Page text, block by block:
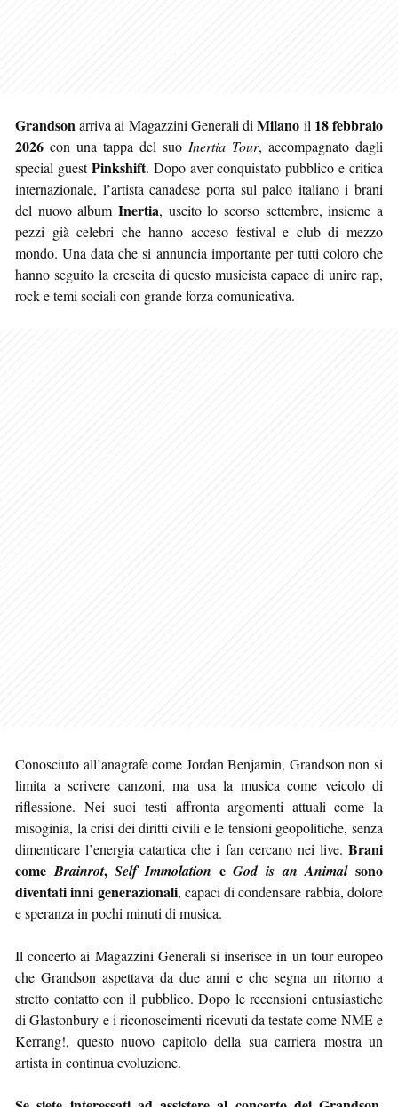
Grandsonarriva ai Magazzini Generali diMilano il 18 febbraio
2026 con una tappa del suo Inertia Tour, accompagnato dagli
special guestPinkshift. Dopo aver conquistato pubblico e critica
internazionale, l’artista canadese porta sul palco italiano i brani
del nuovo album Inertia, uscito lo scorso settembre, insieme a
pezzi già celebri che hanno acceso festival e club di mezzo
mondo. Una data che si annuncia importante per tutti coloro che
hanno seguito la crescita di questo musicista capace di unire rap,
rock e temi sociali con grande forza comunicativa.
Conosciuto all’anagrafe come Jordan Benjamin, Grandson non si
limita a scrivere canzoni, ma usa la musica come veicolo di
riflessione. Nei suoi testi affronta argomenti attuali come la
misoginia, la crisi dei diritti civili e le tensioni geopolitiche, senza
dimenticare l’energia catartica che i fan cercano nei live. Brani
comeBrainrot,Self Immolation eGod is an Animalsono
diventati inni generazionali, capaci di condensare rabbia, dolore
e speranza in pochi minuti di musica.
Il concerto ai Magazzini Generali si inserisce in un tour europeo
che Grandson aspettava da due anni e che segna un ritorno a
stretto contatto con il pubblico. Dopo le recensioni entusiastiche
di Glastonbury e i riconoscimenti ricevuti da testate come NME e
Kerrang!, questo nuovo capitolo della sua carriera mostra un
artista in continua evoluzione.